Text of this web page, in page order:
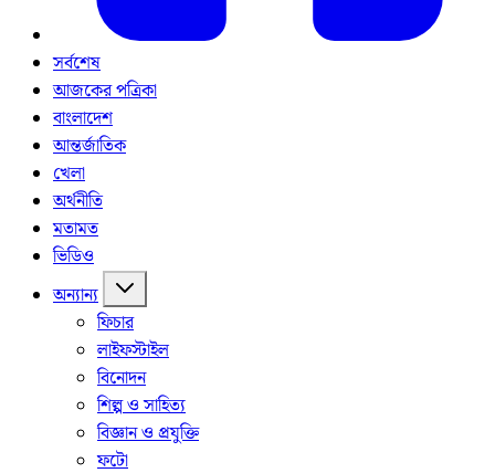
সর্বশেষ
আজকের পত্রিকা
বাংলাদেশ
আন্তর্জাতিক
খেলা
অর্থনীতি
মতামত
ভিডিও
অন্যান্য
ফিচার
লাইফস্টাইল
বিনোদন
শিল্প ও সাহিত্য
বিজ্ঞান ও প্রযুক্তি
ফটো